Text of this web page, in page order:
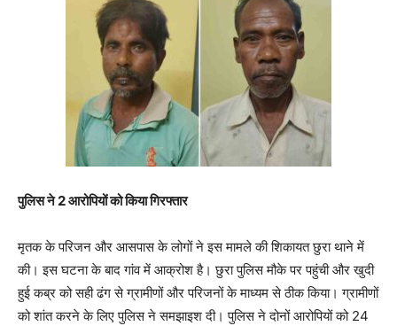
पुलिस ने 2 आरोपियों को किया गिरफ्तार
मृतक के परिजन और आसपास के लोगों ने इस मामले की शिकायत छुरा थाने में
की। इस घटना के बाद गांव में आक्रोश है। छुरा पुलिस मौके पर पहुंची और खुदी
हुई कब्र को सही ढंग से ग्रामीणों और परिजनों के माध्यम से ठीक किया। ग्रामीणों
को शांत करने के लिए पुलिस ने समझाइश दी। पुलिस ने दोनों आरोपियों को 24